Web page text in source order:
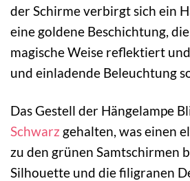
der Schirme verbirgt sich ein
eine goldene Beschichtung,
magische Weise reflektiert
und einladende Beleuchtung
Das Gestell der Hängelampe
Schwarz gehalten, was einen
zu den grünen Samtschirmen
Silhouette und die filigranen